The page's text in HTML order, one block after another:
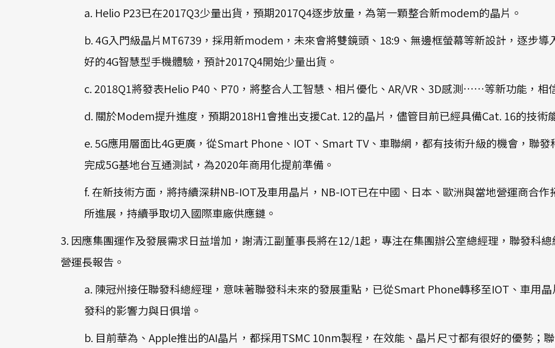
a. Helio P23已在2017Q3少量出貨，預期2017Q4逐步放量，為第一顆整合新modem的晶片。
b. 4G入門級晶片MT6739，採用新modem，未來會將雙鏡頭、18:9、無邊框螢幕等新設計，逐步
好的4G智慧型手機體驗，預計2017Q4開始少量出貨。
c. 2018Q1將發表Helio P40、P70，將整合人工智慧、相片優化、AR/VR、3D感測……等新功能，相
d. 關於Modem提升進度，預期2018H1會推出支援Cat. 12的晶片，儘管目前已經具備Cat. 16的技術
e. 5G應用層面比4G更廣，從Smart Phone、IOT、Smart TV、車聯網，都有技術升級的機會，聯
完成5G基地台互通測試，為2020年商用化提前準備。
f. 在新技術方面，將持續深耕NB-IOT及車用晶片，NB-IOT已在中國、日本、歐洲與當地營運商合
所進展，持續爭取切入國際車廠供應鏈。
3. 因應集團運作及發展需求日益增加，謝清江副董事長將在12/1起，專注在集團辦公室總經理，聯發科
營運長報告。
a. 陳冠州接任聯發科總經理，意味著聯發科未來的發展重點，已從Smart Phone轉移至IOT、車用晶
發科的影響力與日俱增。
b. 目前華為、Apple推出的AI晶片，都採用TSMC 10nm製程，在效能、晶片尺寸都有很好的優勢；